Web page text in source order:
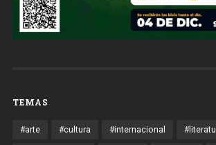
TEMAS
#arte #cultura #internacional